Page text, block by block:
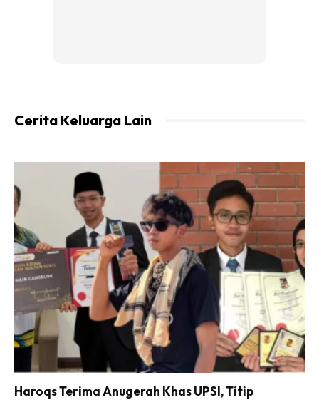
Siapa Ajar Dia Ni?? U Are Only 3 Syg Tapi
Bila2?? Then Kitorang Pun Explain Tu
Shootingg Je.. Lama Jgk La Baru Dia
Berenti Nangis?? Alahai Anak ..ayah Tgh
Shooting #cintatanpahenti Tu
#unforgettablemoment
A Post Shared ByWawa Zainal (@w4w4_zainal) On Oct
Rupa-rupanya, video tersebut memperlihatkan Aeril
sedang melakokan salah satu babak bersama Siti Elizad
dalam drama Cinta Tanpa Henti.
Cerita Keluarga Lain
Haroqs Terima Anugerah Khas UPSI, Titip